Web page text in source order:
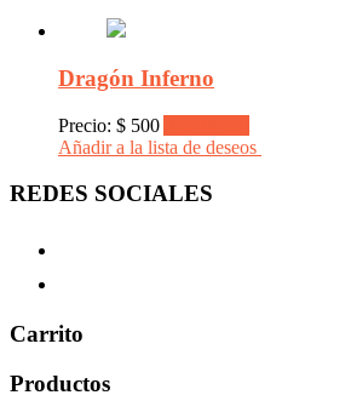
Dragón Inferno
Precio: $ 500
Añadir a la lista de deseos
REDES SOCIALES
Carrito
Productos